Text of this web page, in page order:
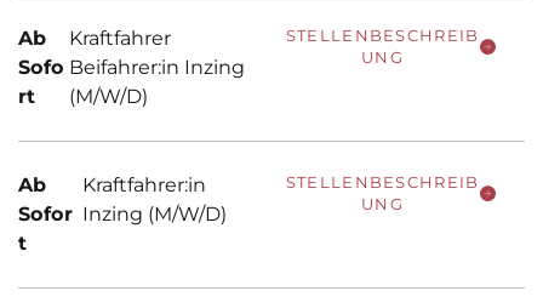
Ab
Sofo
rt
Kraftfahrer
Beifahrer:in Inzing
(M/W/D)
STELLENBESCHREIB
UNG
Ab
Sofor
t
Kraftfahrer:in
Inzing (M/W/D)
STELLENBESCHREIB
UNG